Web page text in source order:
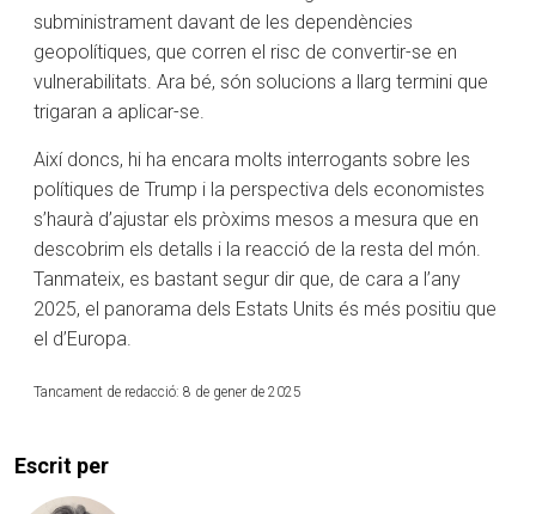
subministrament davant de les dependències
geopolítiques, que corren el risc de convertir-se en
vulnerabilitats. Ara bé, són solucions a llarg termini que
trigaran a aplicar-se.
Així doncs, hi ha encara molts interrogants sobre les
polítiques de Trump i la perspectiva dels economistes
s’haurà d’ajustar els pròxims mesos a mesura que en
descobrim els detalls i la reacció de la resta del món.
Tanmateix, es bastant segur dir que, de cara a l’any
2025, el panorama dels Estats Units és més positiu que
el d’Europa.
Tancament de redacció: 8 de gener de 2025
Escrit per